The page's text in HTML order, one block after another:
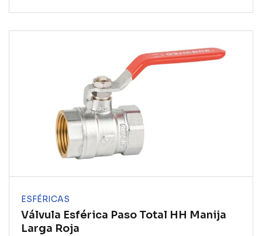
ESFÉRICAS
Válvula Esférica Paso Total HH Manija
Larga Roja